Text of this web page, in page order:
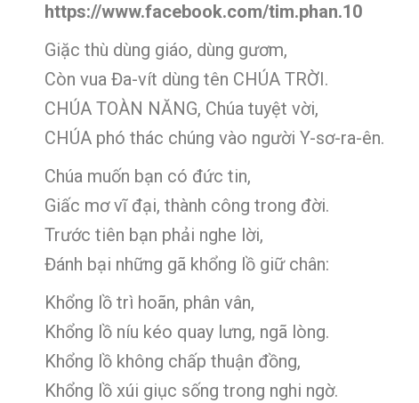
https://www.facebook.com/tim.phan.10
Giặc thù dùng giáo, dùng gươm,
Còn vua Đa-vít dùng tên CHÚA TRỜI.
CHÚA TOÀN NĂNG, Chúa tuyệt vời,
CHÚA phó thác chúng vào người Y-sơ-ra-ên.
Chúa muốn bạn có đức tin,
Giấc mơ vĩ đại, thành công trong đời.
Trước tiên bạn phải nghe lời,
Đánh bại những gã khổng lồ giữ chân:
Khổng lồ trì hoãn, phân vân,
Khổng lồ níu kéo quay lưng, ngã lòng.
Khổng lồ không chấp thuận đồng,
Khổng lồ xúi giục sống trong nghi ngờ.